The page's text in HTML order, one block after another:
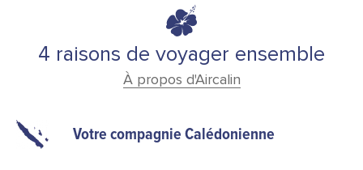
4 raisons de voyager ensemble
À propos d'Aircalin
Votre compagnie Calédonienne